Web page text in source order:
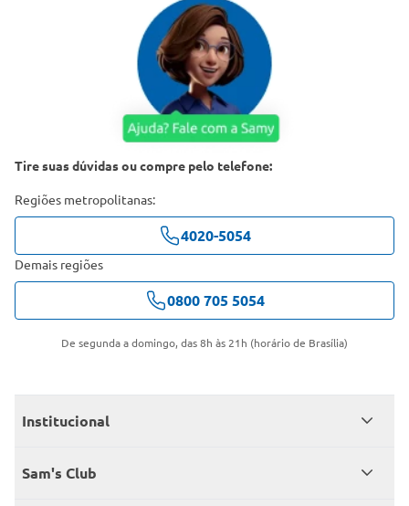
Tire suas dúvidas ou compre pelo telefone:
Regiões metropolitanas:
4020-5054
Demais regiões
0800 705 5054
De segunda a domingo, das 8h às 21h (horário de Brasília)
Institucional
Quem somos
Sam's Club